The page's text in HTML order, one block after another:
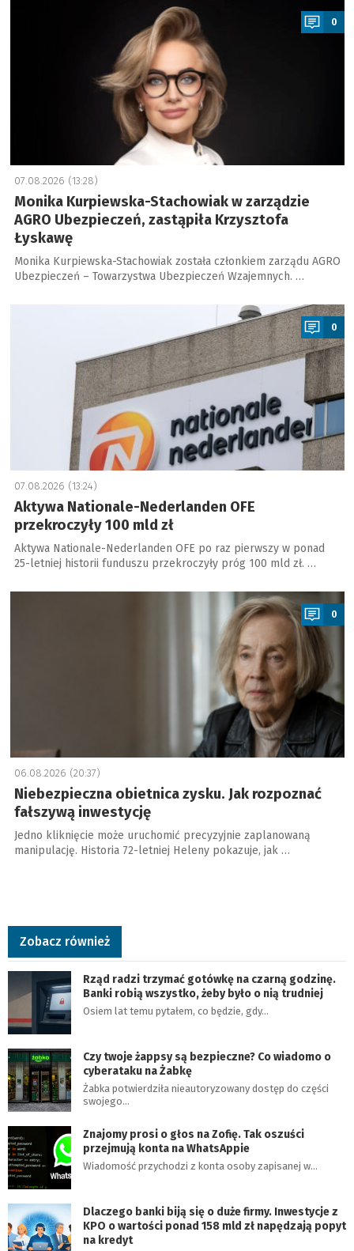
0
07.08.2026 (13:28)
Monika Kurpiewska-Stachowiak w zarządzie
AGRO Ubezpieczeń, zastąpiła Krzysztofa
Łyskawę
Monika Kurpiewska-Stachowiak została członkiem zarządu AGRO
Ubezpieczeń – Towarzystwa Ubezpieczeń Wzajemnych. …
0
07.08.2026 (13:24)
Aktywa Nationale-Nederlanden OFE
przekroczyły 100 mld zł
Aktywa Nationale-Nederlanden OFE po raz pierwszy w ponad
25-letniej historii funduszu przekroczyły próg 100 mld zł. …
a
0
06.08.2026 (20:37)
Niebezpieczna obietnica zysku. Jak rozpoznać
fałszywą inwestycję
Jedno kliknięcie może uruchomić precyzyjnie zaplanowaną
manipulację. Historia 72-letniej Heleny pokazuje, jak …
Zobacz również
Rząd radzi trzymać gotówkę na czarną godzinę.
Banki robią wszystko, żeby było o nią trudniej
Osiem lat temu pytałem, co będzie, gdy…
Czy twoje żappsy są bezpieczne? Co wiadomo o
cyberataku na Żabkę
Żabka potwierdziła nieautoryzowany dostęp do części
swojego…
Znajomy prosi o głos na Zofię. Tak oszuści
przejmują konta na WhatsAppie
Wiadomość przychodzi z konta osoby zapisanej w…
Dlaczego banki biją się o duże firmy. Inwestycje z
KPO o wartości ponad 158 mld zł napędzają popyt
na kredyt